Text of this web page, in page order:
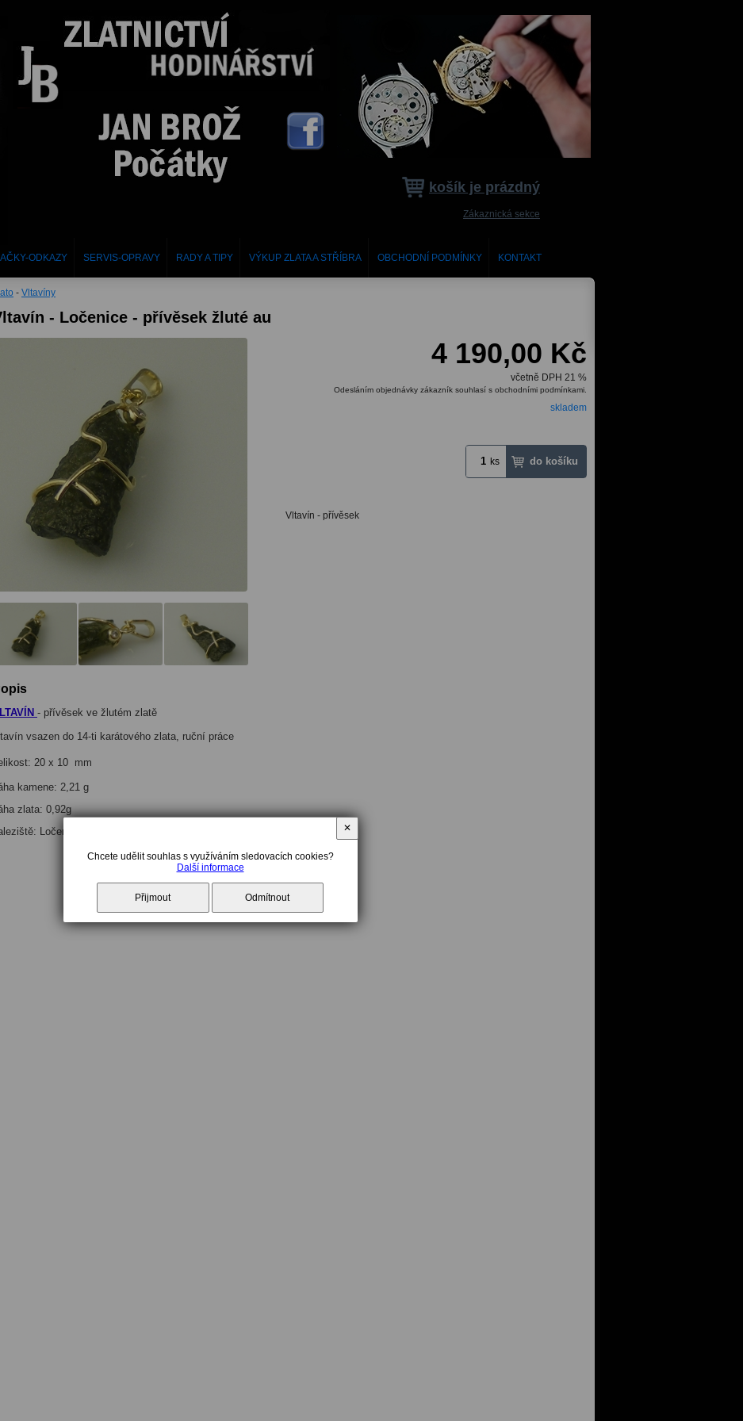
ODKAZY SERVIS-OPRAVY RADY A TIPY VÝKUP ZLATA A STŘÍBRA OBCHODNÍ PODMÍNKY KONTAKT
- Vltavíny
- Ločenice - přívěsek žluté au
4 190,00 Kč
včetně DPH 21 %
Odesláním objednávky zákazník souhlasí s obchodními podmínkami.
skladem
ks
Vltavín - přívěsek
- přívěsek ve žlutém zlatě
vsazen do 14-ti karátového zlata, ruční práce
20 x 10 mm
kamene: 2,21 g
zlata: 0,92g
Ločenice
košík je prázdný
Zákaznická sekce
Chcete udělit souhlas s využíváním sledovacích cookies?
Další informace
Přijmout Odmítnout
✕